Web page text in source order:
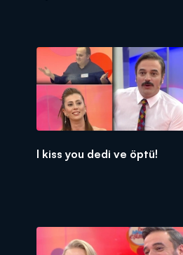
I kiss you dedi ve öptü!